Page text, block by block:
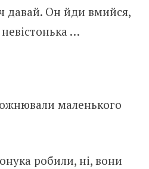
давай. Он йди вмийся,
…
маленького
робили, ні, вони